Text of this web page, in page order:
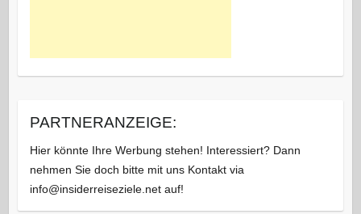
PARTNERANZEIGE:
Hier könnte Ihre Werbung stehen! Interessiert? Dann
nehmen Sie doch bitte mit uns Kontakt via
info@insiderreiseziele.net auf!